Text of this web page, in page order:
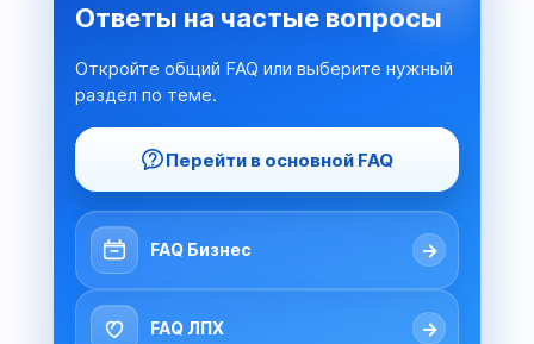
Ответы на частые вопросы
Откройте общий FAQ или выберите нужный
раздел по теме.
Перейти в основной FAQ
FAQ Бизнес →
FAQ ЛПХ →